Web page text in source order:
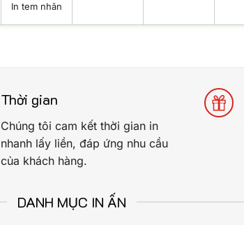
In tem nhãn
Thời gian
Chúng tôi cam kết thời gian in
nhanh lấy liền, đáp ứng nhu cầu
của khách hàng.
DANH MỤC IN ẤN